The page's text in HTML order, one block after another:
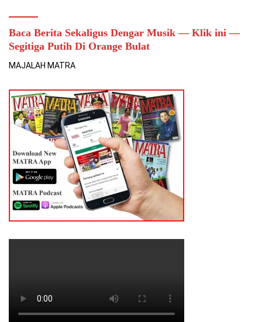
Baca Berita Sekaligus Dengar Musik — Klik ini —
Segitiga Putih Di Orange Bulat
MAJALAH MATRA